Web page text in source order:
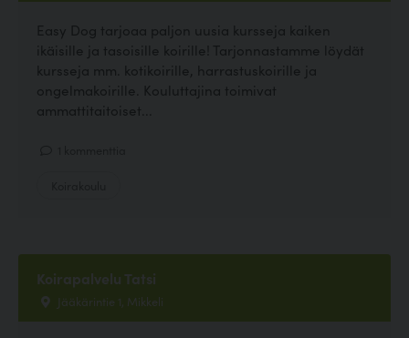
Easy Dog tarjoaa paljon uusia kursseja kaiken
ikäisille ja tasoisille koirille! Tarjonnastamme löydät
kursseja mm. kotikoirille, harrastuskoirille ja
ongelmakoirille. Kouluttajina toimivat
ammattitaitoiset...
Koirapalvelu Tatsi
Jääkärintie 1, Mikkeli